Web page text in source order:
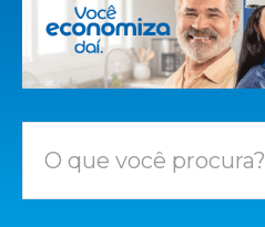
O que você procura?